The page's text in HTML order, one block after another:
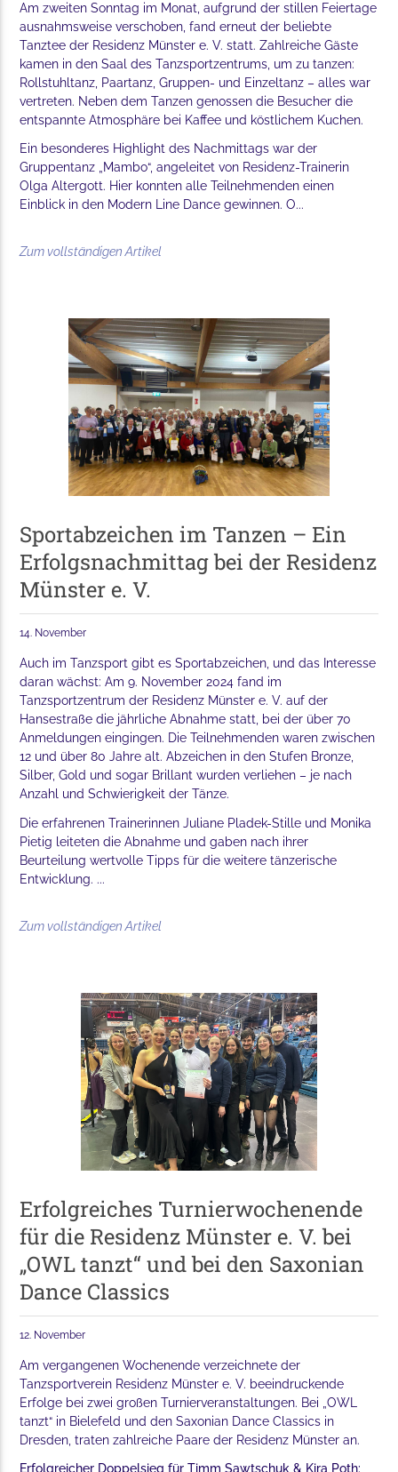
Am zweiten Sonntag im Monat, aufgrund der stillen Feiertage
ausnahmsweise verschoben, fand erneut der beliebte
Tanztee der Residenz Münster e. V. statt. Zahlreiche Gäste
kamen in den Saal des Tanzsportzentrums, um zu tanzen:
Rollstuhltanz, Paartanz, Gruppen- und Einzeltanz – alles war
vertreten. Neben dem Tanzen genossen die Besucher die
entspannte Atmosphäre bei Kaffee und köstlichem Kuchen.
Ein besonderes Highlight des Nachmittags war der
Gruppentanz „Mambo“, angeleitet von Residenz-Trainerin
Olga Altergott. Hier konnten alle Teilnehmenden einen
Einblick in den Modern Line Dance gewinnen. O...
Zum vollständigen Artikel
Sportabzeichen im Tanzen – Ein
Erfolgsnachmittag bei der Residenz
Münster e. V.
14. November
Auch im Tanzsport gibt es Sportabzeichen, und das Interesse
daran wächst: Am 9. November 2024 fand im
Tanzsportzentrum der Residenz Münster e. V. auf der
Hansestraße die jährliche Abnahme statt, bei der über 70
Anmeldungen eingingen. Die Teilnehmenden waren zwischen
12 und über 80 Jahre alt. Abzeichen in den Stufen Bronze,
Silber, Gold und sogar Brillant wurden verliehen – je nach
Anzahl und Schwierigkeit der Tänze.
Die erfahrenen Trainerinnen Juliane Pladek-Stille und Monika
Pietig leiteten die Abnahme und gaben nach ihrer
Beurteilung wertvolle Tipps für die weitere tänzerische
Entwicklung. ...
Zum vollständigen Artikel
Erfolgreiches Turnierwochenende
für die Residenz Münster e. V. bei
„OWL tanzt“ und bei den Saxonian
Dance Classics
12. November
Am vergangenen Wochenende verzeichnete der
Tanzsportverein Residenz Münster e. V. beeindruckende
Erfolge bei zwei großen Turnierveranstaltungen. Bei „OWL
tanzt“ in Bielefeld und den Saxonian Dance Classics in
Dresden, traten zahlreiche Paare der Residenz Münster an.
Erfolgreicher Doppelsieg für Timm Sawtschuk & Kira Poth: